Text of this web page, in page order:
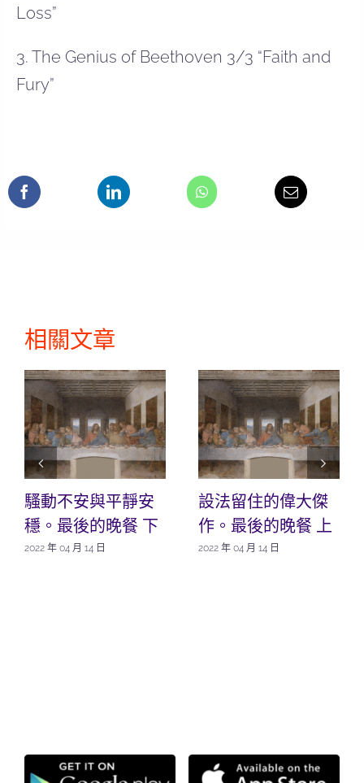
Loss”
3. The Genius of Beethoven 3/3 “Faith and
Fury”
相關文章
騷動不安與平靜安
穩。最後的晚餐 下
2022 年 04 月 14 日
設法留住的偉大傑
作。最後的晚餐 上
2022 年 04 月 14 日